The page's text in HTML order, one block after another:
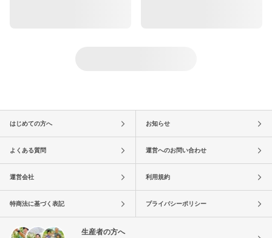
はじめての方へ お知らせ
よくある質問 運営へのお問い合わせ
運営会社 利用規約
特商法に基づく表記 プライバシーポリシー
生産者の方へ